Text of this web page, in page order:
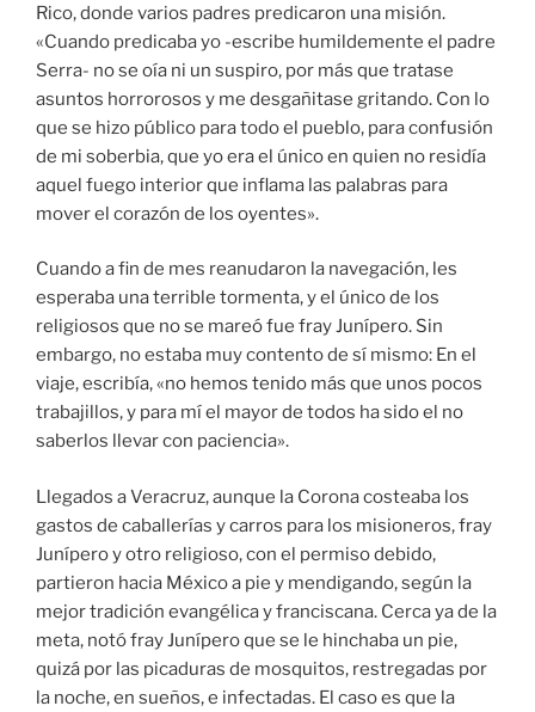
Rico, donde varios padres predicaron una misión.
«Cuando predicaba yo -escribe humildemente el padre
Serra- no se oía ni un suspiro, por más que tratase
asuntos horrorosos y me desgañitase gritando. Con lo
que se hizo público para todo el pueblo, para confusión
de mi soberbia, que yo era el único en quien no residía
aquel fuego interior que inflama las palabras para
mover el corazón de los oyentes».
Cuando a fin de mes reanudaron la navegación, les
esperaba una terrible tormenta, y el único de los
religiosos que no se mareó fue fray Junípero. Sin
embargo, no estaba muy contento de sí mismo: En el
viaje, escribía, «no hemos tenido más que unos pocos
trabajillos, y para mí el mayor de todos ha sido el no
saberlos llevar con paciencia».
Llegados a Veracruz, aunque la Corona costeaba los
gastos de caballerías y carros para los misioneros, fray
Junípero y otro religioso, con el permiso debido,
partieron hacia México a pie y mendigando, según la
mejor tradición evangélica y franciscana. Cerca ya de la
meta, notó fray Junípero que se le hinchaba un pie,
quizá por las picaduras de mosquitos, restregadas por
la noche, en sueños, e infectadas. El caso es que la